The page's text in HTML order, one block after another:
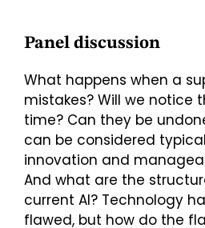
Panel discussion
What happens when a
mistakes? Will we notice
time? Can they be
can be considered
innovation and
And what are the
current AI? Technology
flawed, but how do the